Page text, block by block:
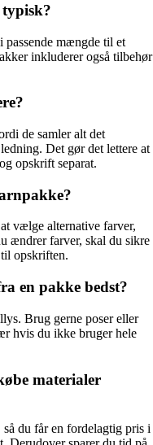
passende mængde til et
inkluderer også tilbehør
de samler alt det
Det gør det lettere at
opskrift separat.
vælge alternative farver,
ændrer farver, skal du sikre
opskriften.
en pakke bedst?
Brug gerne poser eller
hvis du ikke bruger hele
materialer
du får en fordelagtig pris i